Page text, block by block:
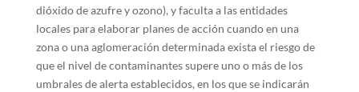
dióxido de azufre y ozono), y faculta a las entidades
locales para elaborar planes de acción cuando en una
zona o una aglomeración determinada exista el riesgo de
que el nivel de contaminantes supere uno o más de los
umbrales de alerta establecidos, en los que se indicarán